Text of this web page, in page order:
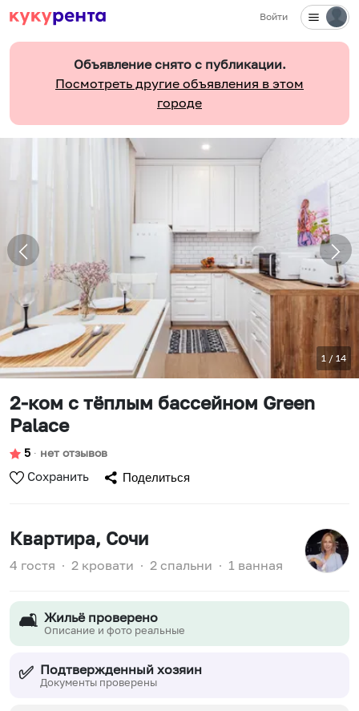
Войти
Объявление снято с публикации.
Посмотреть другие объявления в этом
городе
1 / 14
2-ком c тёплым бассейном Green
Palace
5 ∙ нет отзывов
Сохранить Поделиться
Квартира, Сочи
4 гостя ∙ 2 кровати ∙ 2 спальни ∙ 1 ванная
🛋️ Жильё проверено
Описание и фото реальные
✅ Подтвержденный хозяин
Документы проверены